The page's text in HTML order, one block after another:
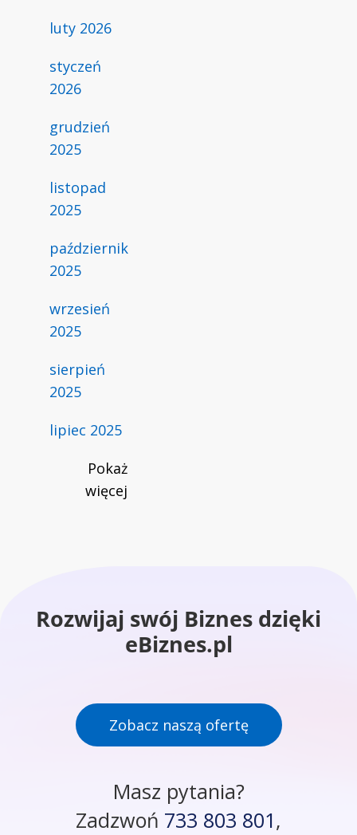
luty 2026
styczeń
2026
grudzień
2025
listopad
2025
październik
2025
wrzesień
2025
sierpień
2025
lipiec 2025
Pokaż
więcej
Rozwijaj swój Biznes dzięki
eBiznes.pl
Zobacz naszą ofertę
Masz pytania?
Zadzwoń 733 803 801,